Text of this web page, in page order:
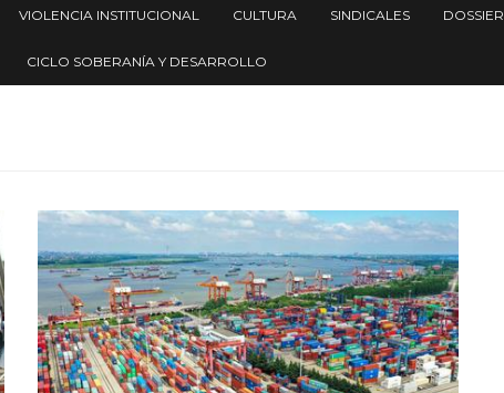
VIOLENCIA INSTITUCIONAL CULTURA SINDICALES DOSSIER
CICLO SOBERANÍA Y DESARROLLO
Imagen